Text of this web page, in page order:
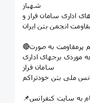
شهباز
اداری سامان فراز و
انجمن بتن ایران
🔴موضوع سخنرانی: کاربرد بتن خودتراکم پرمقاومت به صورت
موردی برجهای اداری
سامان فراز
ملی بتن خودتراکم
📌جهت کسب اطلاعات بیشتر و ثبت نام به سایت کنفرانس